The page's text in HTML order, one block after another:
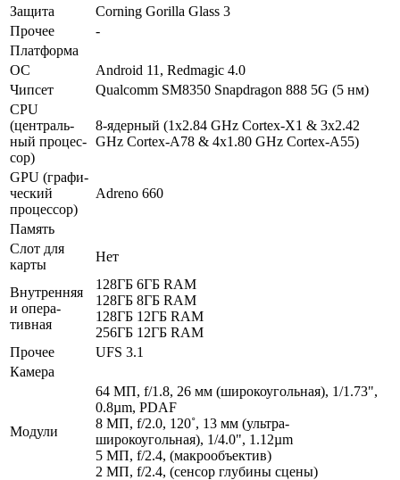
Защита
Corning Gorilla Glass 3
Прочее
-
Платформа
ОС
Android 11, Redmagic 4.0
Чипсет
Qualcomm SM8350 Snapdragon 888 5G (5 нм)
CPU
(централь­
ный процес­
сор)
8-ядерный (1x2.84 GHz Cortex-X1 & 3x2.42
GHz Cortex-A78 & 4x1.80 GHz Cortex-A55)
GPU (графи­
ческий
процес­сор)
Adreno 660
Память
Слот для
карты
Нет
Внутрен­няя
и опера­
тивная
128ГБ 6ГБ RAM
128ГБ 8ГБ RAM
128ГБ 12ГБ RAM
256ГБ 12ГБ RAM
Прочее
UFS 3.1
Камера
Модули
64 МП, f/1.8, 26 мм (широкоугольная), 1/1.73",
0.8µm, PDAF
8 МП, f/2.0, 120˚, 13 мм (ультра­
широкоугольная), 1/4.0", 1.12µm
5 МП, f/2.4, (макрообъектив)
2 МП, f/2.4, (сенсор глубины сцены)